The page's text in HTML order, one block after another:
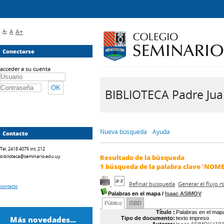
BIBLIOTECA Padre
Nueva búsqueda Ayuda
Resultado de la búsqueda
1 búsqueda de la palabra clave
Refinar búsqueda Generar el flujo
Palabras en el mapa / Isaac ASIMOV
Público
ISBD
Título : Palabras en el
Tipo de documento: texto impreso
A- A A+
Conectarse
acceder a su cuenta
Contacto
Tel. 2418 4075 int. 212
biblioteca@seminario.edu.uy
contacto
Más novedades...